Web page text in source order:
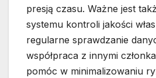
presją czasu. Ważne jest
systemu kontroli jakości
regularne sprawdzanie
współpraca z innymi
pomóc w minimalizowaniu